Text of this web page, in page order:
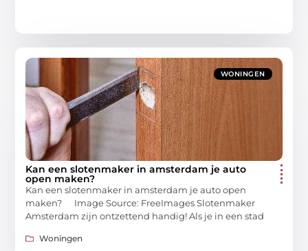
WONINGEN
Kan een slotenmaker in amsterdam je auto
open maken?
Kan een slotenmaker in amsterdam je auto open
maken? ‍ Image Source: FreeImages‍ Slotenmaker
Amsterdam zijn ontzettend handig! Als je in een stad
Woningen